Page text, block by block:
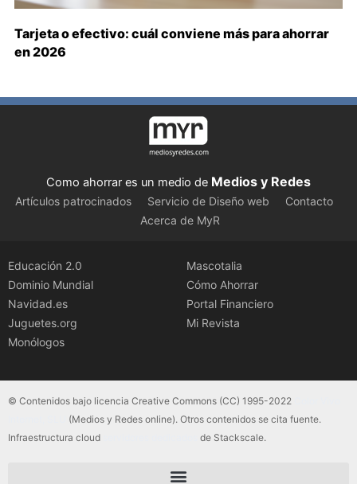
Tarjeta o efectivo: cuál conviene más para ahorrar
en 2026
Como ahorrar es un medio de Medios y Redes
Artículos patrocinados Servicio de Diseño web
Contacto
Acerca de MyR
Educación 2.0
Dominio Mundial
Navidad.es
Juguetes.org
Monólogos
Mascotalia
Cómo Ahorrar
Portal Financiero
Mi Revista
© Contenidos bajo licencia Creative Commons (CC) 1995-2022
(Medios y Redes online). Otros contenidos se cita fuente.
Infraestructura cloud
de Stackscale.